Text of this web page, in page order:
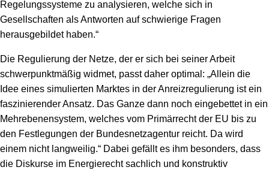
Regelungssysteme zu analysieren, welche sich in
Gesellschaften als Antworten auf schwierige Fragen
herausgebildet haben.“
Die Regulierung der Netze, der er sich bei seiner Arbeit
schwerpunktmäßig widmet, passt daher optimal: „Allein die
Idee eines simulierten Marktes in der Anreizregulierung ist ein
faszinierender Ansatz. Das Ganze dann noch eingebettet in ein
Mehrebenensystem, welches vom Primärrecht der EU bis zu
den Festlegungen der Bundesnetzagentur reicht. Da wird
einem nicht langweilig.“ Dabei gefällt es ihm besonders, dass
die Diskurse im Energierecht sachlich und konstruktiv